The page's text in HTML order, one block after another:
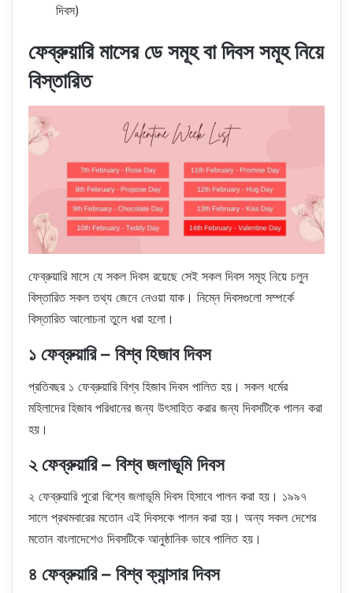
দিবস)
ফেব্রুয়ারি মাসের ডে সমূহ বা দিবস সমূহ নিয়ে
বিস্তারিত
ফেব্রুয়ারি মাসে যে সকল দিবস রয়েছে সেই সকল দিবস সমূহ নিয়ে চলুন
বিস্তারিত সকল তথ্য জেনে নেওয়া যাক। নিম্নে দিবসগুলো সম্পর্কে
বিস্তারিত আলোচনা তুলে ধরা হলো।
১ ফেব্রুয়ারি – বিশ্ব হিজাব দিবস
প্রতিবছর ১ ফেব্রুয়ারি বিশ্ব হিজাব দিবস পালিত হয়। সকল ধর্মের
মহিলাদের হিজাব পরিধানের জন্য উৎসাহিত করার জন্য দিবসটিকে পালন করা
হয়।
২ ফেব্রুয়ারি – বিশ্ব জলাভূমি দিবস
২ ফেব্রুয়ারি পুরো বিশ্বে জলাভূমি দিবস হিসাবে পালন করা হয়। ১৯৯৭
সালে প্রথমবারের মতোন এই দিবসকে পালন করা হয়। অন্য সকল দেশের
মতোন বাংলাদেশেও দিবসটিকে আনুষ্ঠানিক ভাবে পালিত হয়।
৪ ফেব্রুয়ারি – বিশ্ব ক্যান্সার দিবস